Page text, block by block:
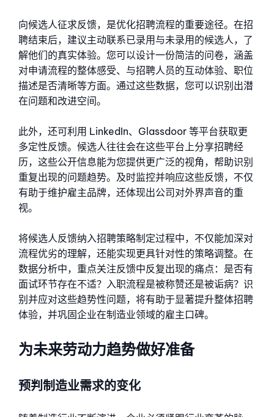
向候选人征求反馈，是优化招聘流程的重要途径。在招
聘结束后，建议主动联系已录用与未录用的候选人，了
解他们的真实体验。您可以设计一份简洁的问卷，涵盖
对申请流程的整体感受、与招聘人员的互动体验、职位
描述是否清晰等方面。通过这些数据，您可以识别出潜
在问题和改进空间。
此外，还可利用 LinkedIn、Glassdoor 等平台获取更
多定性反馈。候选人往往会在这些平台上分享招聘经
历，这些公开信息能为您提供更广泛的视角，帮助识别
重复出现的问题趋势。及时监控并响应这些反馈，不仅
有助于维护雇主品牌，还体现出公司对外界声音的重
视。
将候选人反馈纳入招聘策略制定过程中，不仅能加深对
流程优劣的理解，还能实现更具针对性的策略调整。在
数据分析中，重点关注反馈中反复出现的痛点：是否有
面试环节存在不适？入职流程是被称赞还是被诟病？识
别并应对这些趋势性问题，将有助于显著提升整体招聘
体验，并巩固企业在制造业领域的雇主口碑。
为未来劳动力趋势做好准备
预判制造业需求的变化